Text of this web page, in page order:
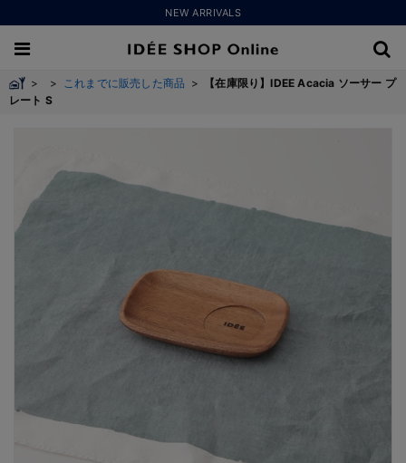
NEW ARRIVALS
> > これまでに販売した商品 >
【在庫限り】IDEE Acacia ソーサー プ
レート S